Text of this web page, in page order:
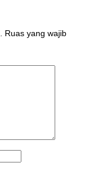
Ruas yang wajib